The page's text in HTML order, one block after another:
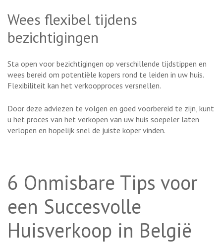
Wees flexibel tijdens
bezichtigingen
Sta open voor bezichtigingen op verschillende tijdstippen en
wees bereid om potentiële kopers rond te leiden in uw huis.
Flexibiliteit kan het verkoopproces versnellen.
Door deze adviezen te volgen en goed voorbereid te zijn, kunt
u het proces van het verkopen van uw huis soepeler laten
verlopen en hopelijk snel de juiste koper vinden.
6 Onmisbare Tips voor
een Succesvolle
Huisverkoop in België